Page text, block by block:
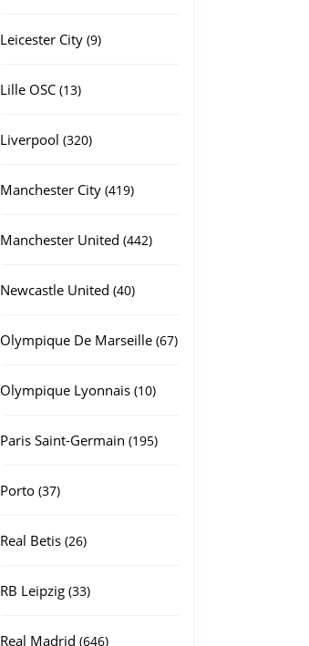
Leicester City 99
Lille OSC 1313
Liverpool 320320
Manchester City 419419
Manchester United 442442
Newcastle United 4040
Olympique De Marseille 6767
Olympique Lyonnais 1010
Paris Saint-Germain 195195
Porto 3737
Real Betis 2626
RB Leipzig 3333
Real Madrid 646646